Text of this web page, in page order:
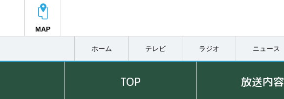
MAP
ホーム テレビ ラジオ ニュース
TOP 放送内容